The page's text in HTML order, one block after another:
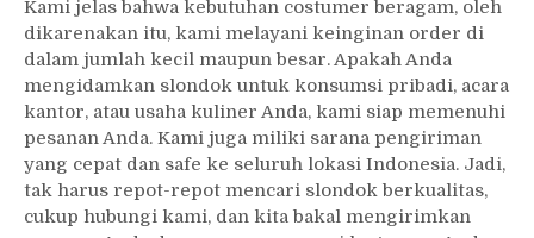
Kami jelas bahwa kebutuhan costumer beragam, oleh
dikarenakan itu, kami melayani keinginan order di
dalam jumlah kecil maupun besar. Apakah Anda
mengidamkan slondok untuk konsumsi pribadi, acara
kantor, atau usaha kuliner Anda, kami siap memenuhi
pesanan Anda. Kami juga miliki sarana pengiriman
yang cepat dan safe ke seluruh lokasi Indonesia. Jadi,
tak harus repot-repot mencari slondok berkualitas,
cukup hubungi kami, dan kita bakal mengirimkan